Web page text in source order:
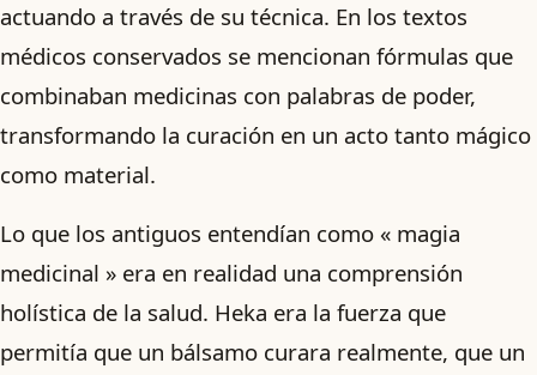
actuando a través de su técnica. En los textos
médicos conservados se mencionan fórmulas que
combinaban medicinas con palabras de poder,
transformando la curación en un acto tanto mágico
como material.
Lo que los antiguos entendían como « magia
medicinal » era en realidad una comprensión
holística de la salud. Heka era la fuerza que
permitía que un bálsamo curara realmente, que un